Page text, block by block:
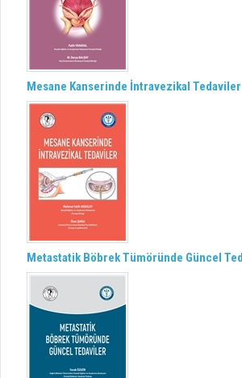
Mesane Kanserinde İntravezikal Tedaviler
Metastatik Böbrek Tümöründe Güncel